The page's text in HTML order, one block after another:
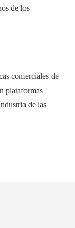
de los
comerciales de
plataformas
de las